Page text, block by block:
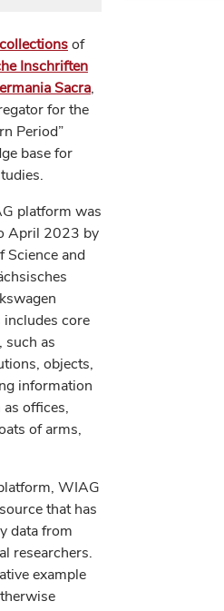
of
Inschriften
Sacra,
for the
Period”
base for
platform was
April 2023 by
Science and
includes core
such as
objects,
information
offices,
of arms,
WIAG
that has
data from
researchers.
example